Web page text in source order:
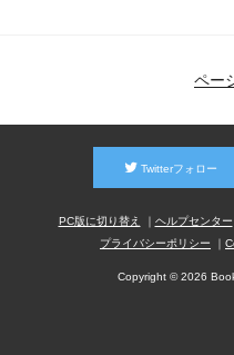
ペー
Twitterフォロー
PC版に切り替え ヘルプセンター
プライバシーポリシー
Copyright © 2026